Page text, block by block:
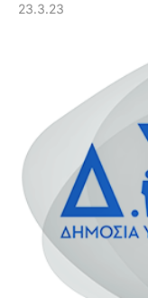
23.3.23